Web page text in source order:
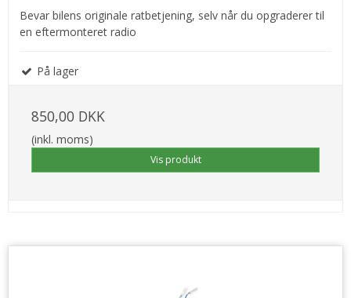
Bevar bilens originale ratbetjening, selv når du opgraderer til
en eftermonteret radio
På lager
850,00 DKK
(inkl. moms)
Vis produkt